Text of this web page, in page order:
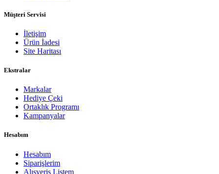
Müşteri Servisi
İletişim
Ürün İadesi
Site Haritası
Ekstralar
Markalar
Hediye Çeki
Ortaklık Programı
Kampanyalar
Hesabım
Hesabım
Siparişlerim
Alışveriş Listem